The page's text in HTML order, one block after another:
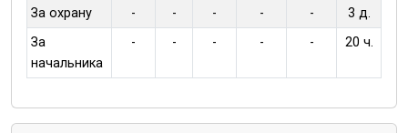
За охрану
- - - - -
3 д.
За
начальника
- - - - - 20 ч.